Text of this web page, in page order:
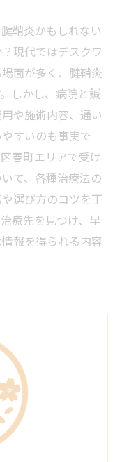
鞘炎かもしれない
現代ではデスクワ
面が多く、腱鞘炎
しかし、病院と鍼
や施術内容、通い
すいのも事実で
春町エリアで受け
て、各種治療法の
選び方のコツを丁
療先を見つけ、早
報を得られる内容